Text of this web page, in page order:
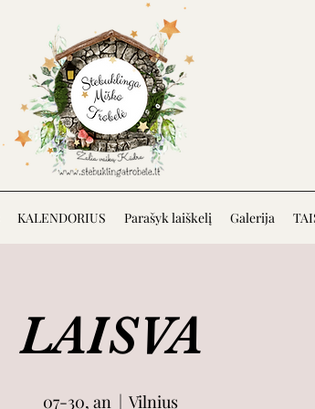
KALENDORIUS Parašyk laiškelį Galerija
LAISVA
07-30, an
  |
Vilnius